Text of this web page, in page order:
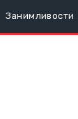
Занимливости